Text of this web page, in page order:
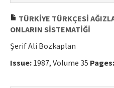
TÜRKİYE TÜRKÇESİ
ONLARIN SİSTEMATİĞİ
Şerif Ali Bozkaplan
Issue: 1987, Volume 35 Pages: